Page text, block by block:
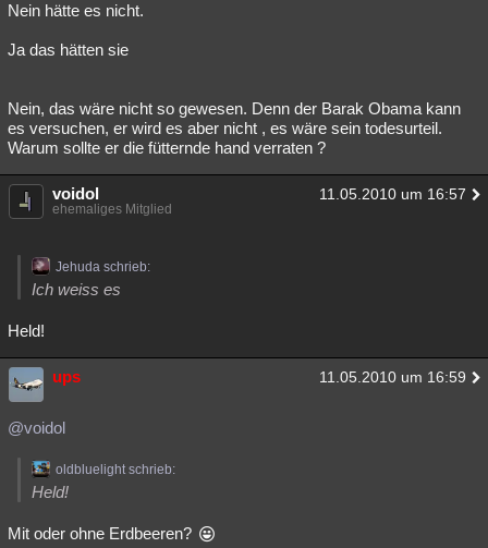
Nein hätte es nicht.
Ja das hätten sie
Nein, das wäre nicht so gewesen. Denn der Barak Obama kann
es versuchen, er wird es aber nicht , es wäre sein todesurteil.
Warum sollte er die fütternde hand verraten ?
voidol 11.05.2010 um 16:57
ehemaliges Mitglied
Jehuda schrieb:
Ich weiss es
Held!
ups 11.05.2010 um 16:59
@voidol
oldbluelight schrieb:
Held!
Mit oder ohne Erdbeeren?